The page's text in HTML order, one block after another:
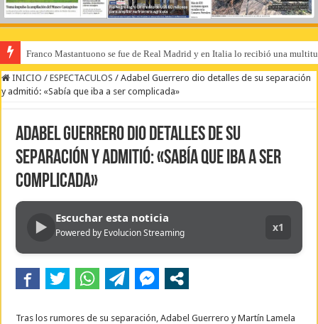
Franco Mastantuono se fue de Real Madrid y en Italia lo recibió una
INICIO / ESPECTACULOS / Adabel Guerrero dio detalles de su separación
y admitió: «Sabía que iba a ser complicada»
Adabel Guerrero dio detalles de su
separación y admitió: «Sabía que iba a ser
complicada»
▶ Escuchar esta noticia
Powered by Evolucion Streaming x1
Tras los rumores de su separación, Adabel Guerrero y Martín Lamela